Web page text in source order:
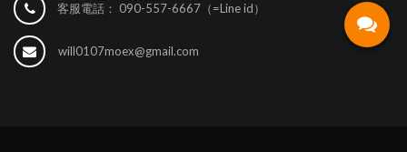
客服電話： 090-557-6667（=Line id）
will0107moex@gmail.com